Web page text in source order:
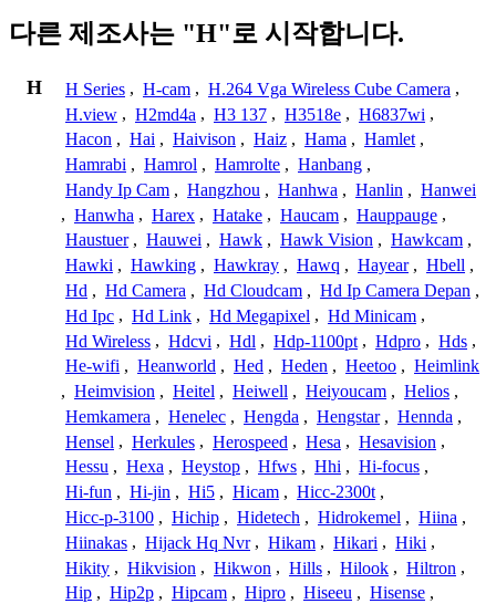
다른 제조사는 "H"로 시작합니다.
H H Series , H-cam , H.264 Vga Wireless Cube Camera ,
H.view , H2md4a , H3 137 , H3518e , H6837wi ,
Hacon , Hai , Haivison , Haiz , Hama , Hamlet ,
Hamrabi , Hamrol , Hamrolte , Hanbang ,
Handy Ip Cam , Hangzhou , Hanhwa , Hanlin , Hanwei
, Hanwha , Harex , Hatake , Haucam , Hauppauge ,
Haustuer , Hauwei , Hawk , Hawk Vision , Hawkcam ,
Hawki , Hawking , Hawkray , Hawq , Hayear , Hbell ,
Hd , Hd Camera , Hd Cloudcam , Hd Ip Camera Depan ,
Hd Ipc , Hd Link , Hd Megapixel , Hd Minicam ,
Hd Wireless , Hdcvi , Hdl , Hdp-1100pt , Hdpro , Hds ,
He-wifi , Heanworld , Hed , Heden , Heetoo , Heimlink
, Heimvision , Heitel , Heiwell , Heiyoucam , Helios ,
Hemkamera , Henelec , Hengda , Hengstar , Hennda ,
Hensel , Herkules , Herospeed , Hesa , Hesavision ,
Hessu , Hexa , Heystop , Hfws , Hhi , Hi-focus ,
Hi-fun , Hi-jin , Hi5 , Hicam , Hicc-2300t ,
Hicc-p-3100 , Hichip , Hidetech , Hidrokemel , Hiina ,
Hiinakas , Hijack Hq Nvr , Hikam , Hikari , Hiki ,
Hikity , Hikvision , Hikwon , Hills , Hilook , Hiltron ,
Hip , Hip2p , Hipcam , Hipro , Hiseeu , Hisense ,